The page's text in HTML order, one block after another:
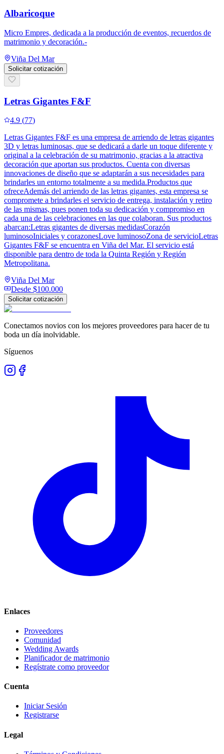
Albaricoque
Micro Empres, dedicada a la producción de eventos, recuerdos de
matrimonio y decoración.-
Viña Del Mar
Solicitar cotización
Letras Gigantes F&F
4.9 (77)
Letras Gigantes F&F es una empresa de arriendo de letras gigantes
3D y letras luminosas, que se dedicará a darle un toque diferente y
original a la celebración de su matrimonio, gracias a la atractiva
decoración que aportan sus productos. Cuenta con diversas
innovaciones de diseño que se adaptarán a sus necesidades para
brindarles un entorno totalmente a su medida.Productos que
ofreceAdemás del arriendo de las letras gigantes, esta empresa se
compromete a brindarles el servicio de entrega, instalación y retiro
de las mismas, pues ponen toda su dedicación y compromiso en
cada una de las celebraciones en las que colaboran. Sus productos
abarcan:Letras gigantes de diversas medidasCorazón
luminosoIniciales y corazonesLove luminosoZona de servicioLetras
Gigantes F&F se encuentra en Viña del Mar. El servicio está
disponible para dentro de toda la Quinta Región y Región
Metropolitana.
Viña Del Mar
Desde $100.000
Solicitar cotización
Conectamos novios con los mejores proveedores para hacer de tu
boda un día inolvidable.
Síguenos
Enlaces
Proveedores
Comunidad
Wedding Awards
Planificador de matrimonio
Regístrate como proveedor
Cuenta
Iniciar Sesión
Registrarse
Legal